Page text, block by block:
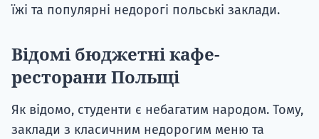
їжі та популярні недорогі польські заклади.
Відомі бюджетні кафе-
ресторани Польщі
Як відомо, студенти є небагатим народом. Тому,
заклади з класичним недорогим меню та